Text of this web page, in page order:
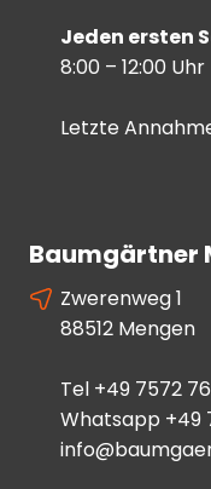
Jeden ersten
8:00 – 12:00 Uhr
Letzte
Baumgärtner
Zwerenweg 1
88512 Mengen
Tel +49 7572
Whatsapp +49